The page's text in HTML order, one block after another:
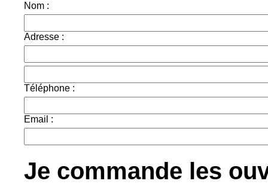
Nom :
Adresse :
Téléphone :
Email :
Je commande les